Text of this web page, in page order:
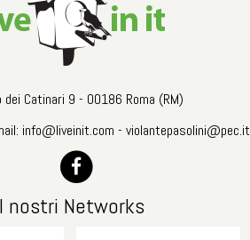
dei Catinari 9 - 00186 Roma (RM)
info@liveinit.com - violantepasolini@pec.it
I nostri Networks